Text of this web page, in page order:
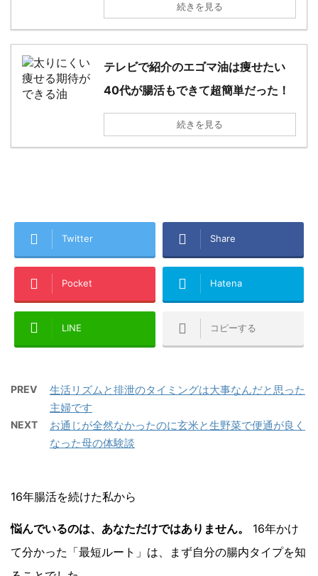
続きを見る
テレビで紹介のエゴマ油は痩せたい
40代が腸活もできて超簡単だった！
続きを見る
Twitter Share
Pocket Hatena
LINE コピーする
PREV
生活リズムと排泄のタイミングは大事なんだと思った
主婦です
NEXT
お通じが全然なかったのに玄米と生野菜で便通が良く
なった母の体験談
16年腸活を続けた私から
悩んでいるのは、あなただけではありません。
16年かけ
て分かった「最短ルート」は、まず自分の腸内タイプを知